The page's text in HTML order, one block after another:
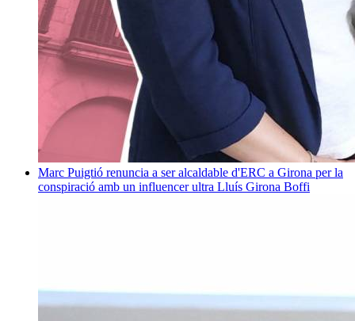
Marc Puigtió renuncia a ser alcaldable d'ERC a Girona per la
conspiració amb un influencer ultra Lluís Girona Boffi